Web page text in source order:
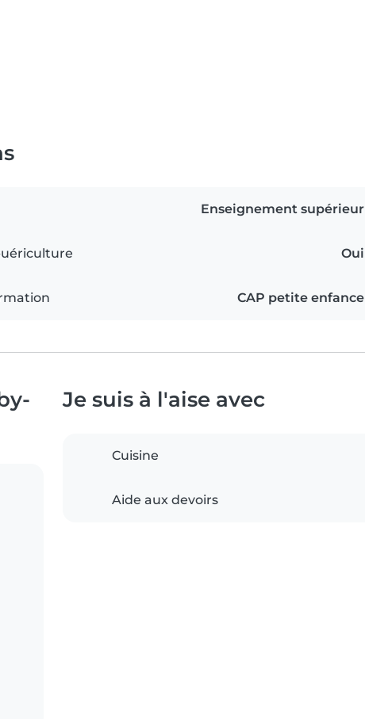
Enseignement supérieur
Oui
CAP petite enfance
Je suis à l'aise avec
Cuisine
Aide aux devoirs